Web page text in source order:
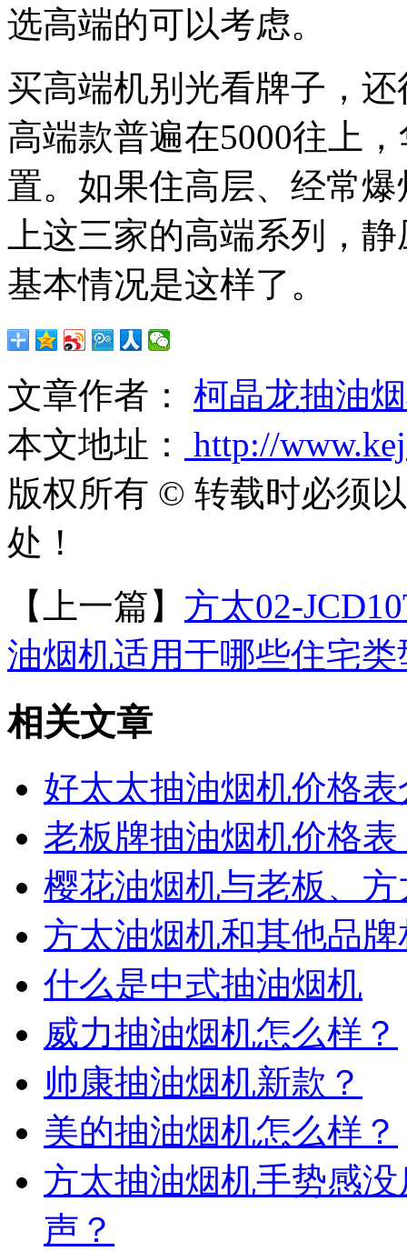
选高端的可以考虑。
买高端机别光看牌子，
高端款普遍在5000往上
置。如果住高层、经常
上这三家的高端系列，
基本情况是这样了。
文章作者： 柯晶龙抽油
本文地址：
http://
版权所有 © 转载时必须
处！
【上一篇】 方太02-
油烟机适用于哪些住宅类
相关文章
好太太抽油烟机价格表
老板牌抽油烟机价格表
樱花油烟机与老板、
方太油烟机和其他品
什么是中式抽油烟机
威力抽油烟机怎么样？
帅康抽油烟机新款？
美的抽油烟机怎么样？
方太抽油烟机手势感
声？